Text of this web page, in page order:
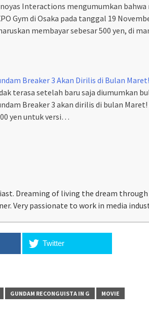
Interactions mengumumkan
Gym di Osaka pada tanggal 19
membayar sebesar 500 yen, di
Breaker 3 Akan Dirilis di Bulan Maret!
terasa setelah baru saja diumumkan
Breaker 3 akan dirilis di bulan
yen untuk versi…
Dreaming of living the dream
Very passionate to work in media
Twitter
GUNDAM RECONGUISTA IN G MOVIE